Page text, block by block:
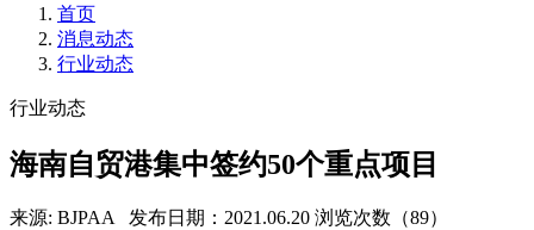
首页
消息动态
行业动态
行业动态
海南自贸港集中签约50个重点项目
来源: BJPAA 发布日期：2021.06.20 浏览次数（89）